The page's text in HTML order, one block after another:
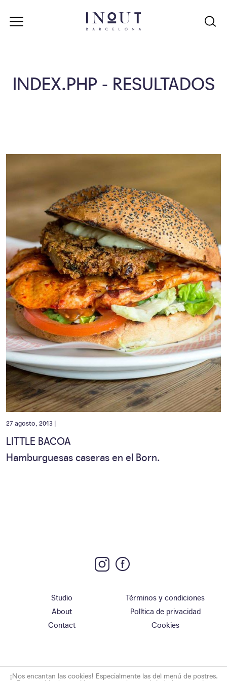
INDEX.PHP - RESULTADOS
27 agosto, 2013 |
LITTLE BACOA
Hamburguesas caseras en el Born.
Studio
About
Contact
Términos y condiciones
Política de privacidad
Cookies
¡Nos encantan las cookies! Especialmente las del menú de postres.